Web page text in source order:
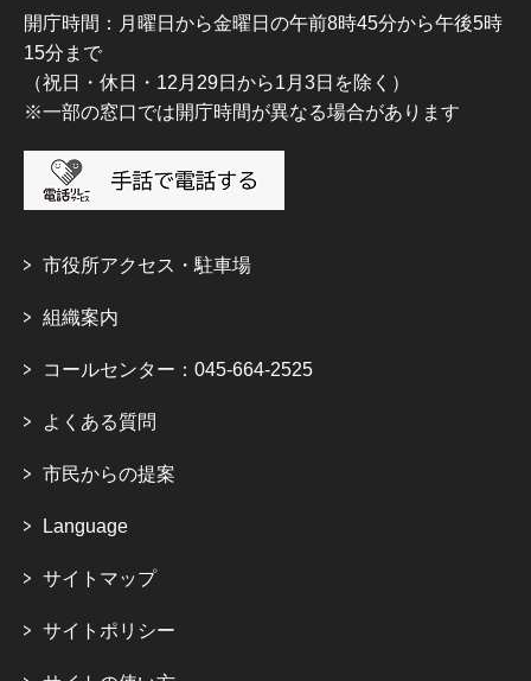
開庁時間：月曜日から金曜日の午前8時45分から午後5時
15分まで
（祝日・休日・12月29日から1月3日を除く）
※一部の窓口では開庁時間が異なる場合があります
市役所アクセス・駐車場
組織案内
コールセンター：045-664-2525
よくある質問
市民からの提案
Language
サイトマップ
サイトポリシー